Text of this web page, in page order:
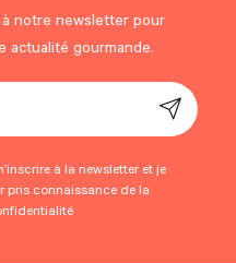
notre newsletter pour
actualité gourmande.
à la newsletter et je
pris connaissance de la